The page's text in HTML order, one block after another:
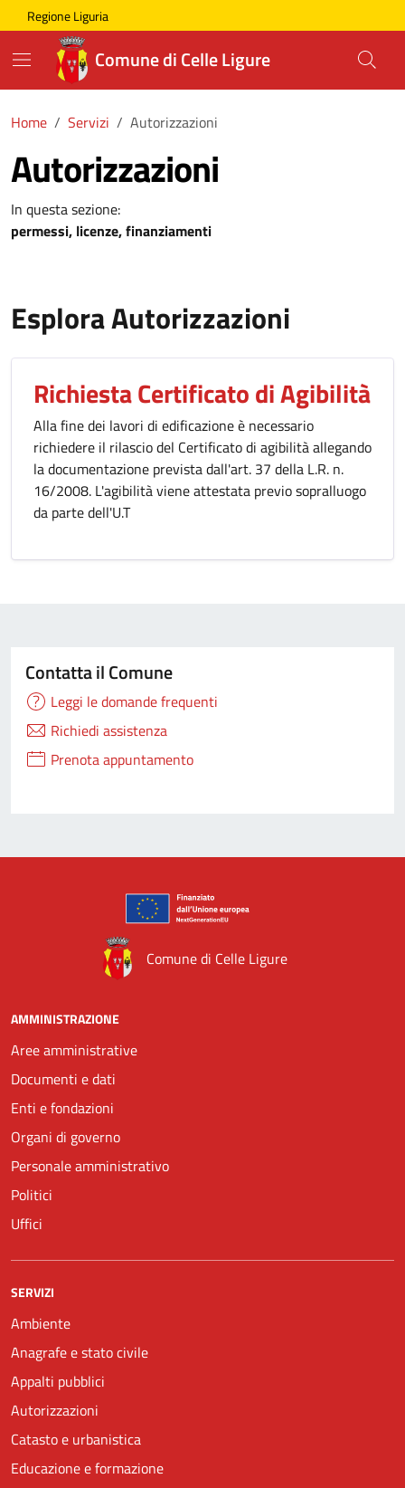
Skip to main content
Comune di Celle Ligure
Regione Liguria
Comune di Celle Ligure
Home Servizi Autorizzazioni
Autorizzazioni
In questa sezione:
permessi, licenze, finanziamenti
Esplora Autorizzazioni
Richiesta Certificato di Agibilità
Alla fine dei lavori di edificazione è necessario
richiedere il rilascio del Certificato di agibilità allegando
la documentazione prevista dall'art. 37 della L.R. n.
16/2008. L'agibilità viene attestata previo sopralluogo
da parte dell'U.T
Contatta il Comune
Leggi le domande frequenti
Richiedi assistenza
Prenota appuntamento
Comune di Celle Ligure
AMMINISTRAZIONE
Aree amministrative
Documenti e dati
Enti e fondazioni
Organi di governo
Personale amministrativo
Politici
Uffici
SERVIZI
Ambiente
Anagrafe e stato civile
Appalti pubblici
Autorizzazioni
Catasto e urbanistica
Educazione e formazione